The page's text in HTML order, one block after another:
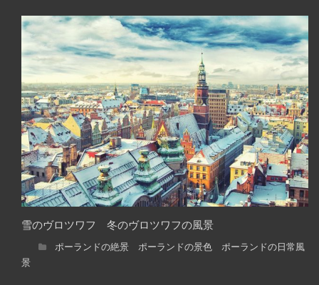
雪のヴロツワフ 冬のヴロツワフの風景
ポーランドの絶景 ポーランドの景色 ポーランドの日常風
景